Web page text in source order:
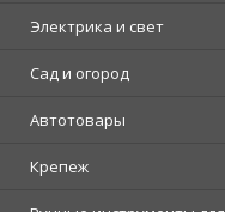
Электрика и свет
Сад и огород
Автотовары
Крепеж